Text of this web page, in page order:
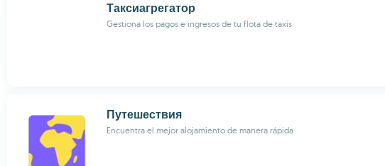
Таксиагрегатор
Gestiona los pagos e ingresos de tu flota de taxis
Путешествия
Encuentra el mejor alojamiento de manera rápida